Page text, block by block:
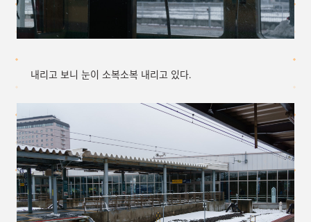
내리고 보니 눈이 소복소복 내리고 있다.